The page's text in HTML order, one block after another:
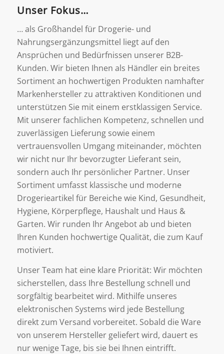
Unser Fokus…
… als Großhandel für Drogerie- und
Nahrungsergänzungsmittel liegt auf den
Ansprüchen und Bedürfnissen unserer B2B-
Kunden. Wir bieten Ihnen als Händler ein breites
Sortiment an hochwertigen Produkten namhafter
Markenhersteller zu attraktiven Konditionen und
unterstützen Sie mit einem erstklassigen Service.
Mit unserer fachlichen Kompetenz, schnellen und
zuverlässigen Lieferung sowie einem
vertrauensvollen Umgang miteinander, möchten
wir nicht nur Ihr bevorzugter Lieferant sein,
sondern auch Ihr persönlicher Partner. Unser
Sortiment umfasst klassische und moderne
Drogerieartikel für Bereiche wie Kind, Gesundheit,
Hygiene, Körperpflege, Haushalt und Haus &
Garten. Wir runden Ihr Angebot ab und bieten
Ihren Kunden hochwertige Qualität, die zum Kauf
motiviert.
Unser Team hat eine klare Priorität: Wir möchten
sicherstellen, dass Ihre Bestellung schnell und
sorgfältig bearbeitet wird. Mithilfe unseres
elektronischen Systems wird jede Bestellung
direkt zum Versand vorbereitet. Sobald die Ware
von unserem Hersteller geliefert wird, dauert es
nur wenige Tage, bis sie bei Ihnen eintrifft.